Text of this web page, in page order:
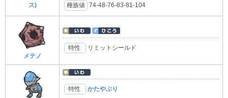
ス)
種族値 74-48-76-83-81-104
メテノ
特性 リミットシールド
特性 かたやぶり